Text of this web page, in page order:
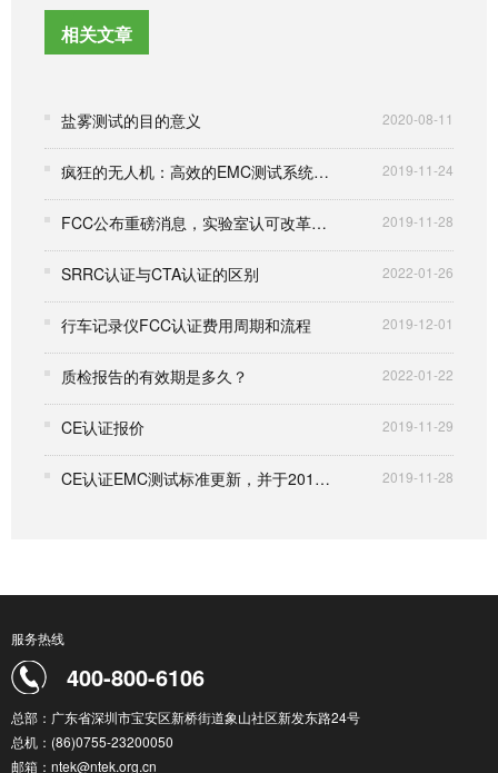
相关文章
盐雾测试的目的意义 2020-08-11
疯狂的无人机：高效的EMC测试系统解决方案 2019-11-24
FCC公布重磅消息，实验室认可改革延期到2017年7月13日 2019-11-28
SRRC认证与CTA认证的区别 2022-01-26
行车记录仪FCC认证费用周期和流程 2019-12-01
质检报告的有效期是多久？ 2022-01-22
CE认证报价 2019-11-29
CE认证EMC测试标准更新，并于2017年3月5日强制实施 2019-11-28
服务热线
400-800-6106
总部：广东省深圳市宝安区新桥街道象山社区新发东路24号
总机：(86)0755-23200050
邮箱：ntek@ntek.org.cn